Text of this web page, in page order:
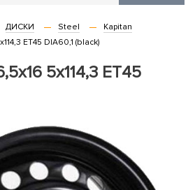
ДИСКИ Steel
Kapitan
ET45 DIA60,1 (black)
5x114,3 ET45